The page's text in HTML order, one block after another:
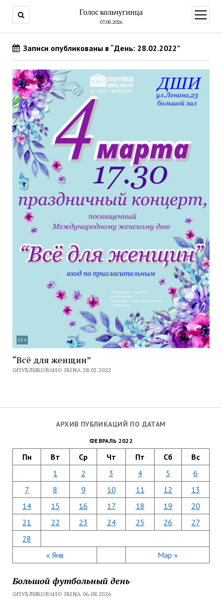
Голос кольчугинца
07.08.2026
меню
АРХИВ ПУБЛИКАЦИЙ ПО ДАТАМ
ФЕВРАЛЬ 2022
Пн Вт Ср Чт Пт Сб Вс
« Янв Мар »
1 2 3 4 5
6
7
8 9 10 11 12
13
14
15 16 17 18 19
20
21
22 23 24 25 26
27
28
Большой футбольный день
ОПУБЛИКОВАНО IRINA 06.08.2026
Записи опубликованы в “День: 28.02.2022”
“Всё для женщин”
ОПУБЛИКОВАНО IRINA 28.02.2022